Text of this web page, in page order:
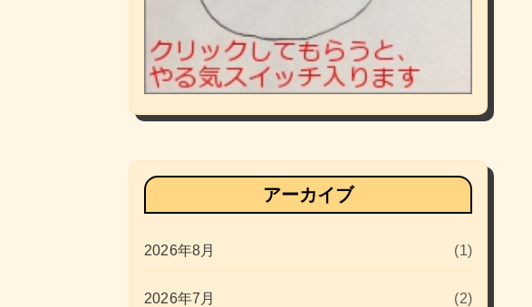
アーカイブ
2026年8月 (1)
2026年7月 (2)